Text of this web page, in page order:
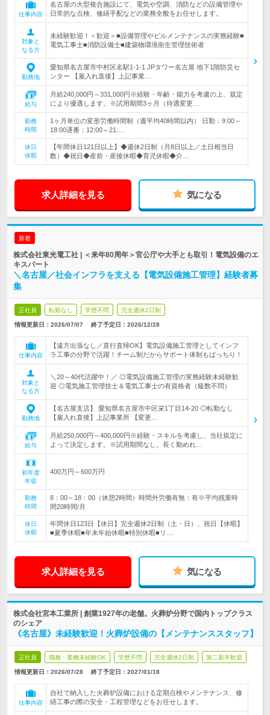
仕事内容
名古屋の大型複合施設にて、電気や空調、消防などの設備管理や
日常的な点検、修繕手配などの業務全般をお任せします。
対象と
なる方
未経験歓迎！＜歓迎＞■設備管理やビルメンテナンスの実務経験■
電気工事士■消防設備士■建築物環境衛生管理技術者
勤務地
愛知県名古屋市中村区名駅1-1-1 JPタワー名古屋 地下1階防災セ
ンター 【雇入れ直後】上記事業…
給与
月給240,000円～331,000円※経験・年齢・能力を考慮の上、規定
により優遇します。※試用期間3ヶ月（待遇変更…
勤務
時間
1ヶ月単位の変形労働時間制（週平均40時間以内） 日勤：9:00～
18:00遅番：12:00～21:…
休日
休暇
【年間休日121日以上】◆週休2日制（月8日以上／土日相当日
数）◆祝日◆産前・産後休暇◆育児休暇◆介…
求人詳細を見る 気になる
新着
株式会社東光電工社 | ＜来年80周年＞官公庁や大手とも取引！電気設備のエ
キスパート
＼名古屋／社会インフラを支える【電気設備施工管理】経験者募
集
正社員 転勤なし 学歴不問 完全週休2日制
情報更新日：2026/07/07 終了予定日： 2026/12/28
仕事内容
【遠方出張なし／直行直帰OK】電気設備施工管理としてインフ
ラ工事の分野で活躍！チーム制だからサポート体制もばっちり！
対象と
なる方
＼20～40代活躍中！／ ◎電気設備施工管理の実務経験未経験歓
迎 ◎電気施工管理技士＆電気工事士の有資格者（級数不問）
勤務地
【名古屋支店】 愛知県名古屋市中区栄1丁目14-20 ◎転勤なし
【雇入れ直後】上記事業所 【変更…
給与
月給250,000円～400,000円※経験・スキルを考慮し、当社規定に
よって決定します。※試用期間なし。長く勤めれ…
初年度
年収
400万円～600万円
勤務
時間
8：00～18：00（休憩2時間）時間外労働有無：有※平均残業時
間20時間/月
休日
休暇
年間休日123日【休日】完全週休2日制（土・日）、祝日【休暇】
■夏季休暇■年末年始休暇■特別休暇■リ…
求人詳細を見る 気になる
株式会社宮本工業所 | 創業1927年の老舗。火葬炉分野で国内トップクラス
のシェア
《名古屋》未経験歓迎！火葬炉設備の【メンテナンススタッフ】
正社員 職種・業種未経験OK 学歴不問 完全週休2日制 第二新卒歓迎
情報更新日：2026/07/28 終了予定日： 2027/01/18
仕事内容
自社で納入した火葬炉設備における定期点検やメンテナンス、修
繕工事の際の安全・工程管理などをお任せします。